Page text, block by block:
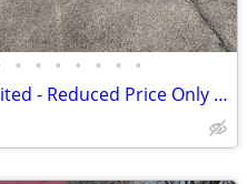
• • • • • • •
2016 Ford Expedition EL Limited - Reduced Price Only $8,990!